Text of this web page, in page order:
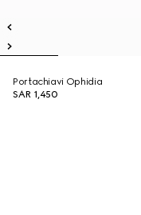
Portachiavi Ophidia
SAR 1,450